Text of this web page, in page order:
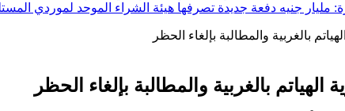
مليار جنيه دفعة جديدة تصرفها هيئة الشراء الموحد لموردي
بالغربية والمطالبة بإلغاء الحظر
بالغربية والمطالبة بإلغاء الحظر